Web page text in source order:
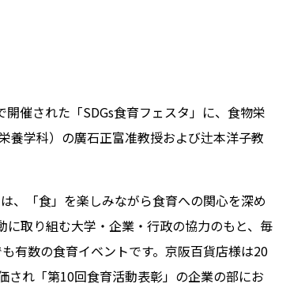
催された「SDGs食育フェスタ」に、食物栄
養学科）の廣石正富准教授および辻本洋子教
、「食」を楽しみながら食育への関心を深め
取り組む大学・企業・行政の協力のもと、毎
有数の食育イベントです。京阪百貨店様は20
され「第10回食育活動表彰」の企業の部にお